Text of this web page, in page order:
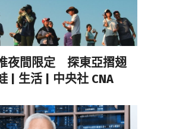
夜間限定 探東亞摺翅
| 生活 | 中央社 CNA